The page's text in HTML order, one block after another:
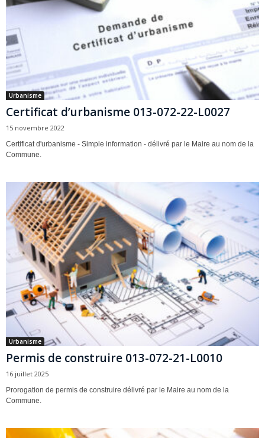
Urbanisme
Certificat d’urbanisme 013-072-22-L0027
15 novembre 2022
Certificat d'urbanisme - Simple information - délivré par le Maire au nom de la
Commune.
Urbanisme
Permis de construire 013-072-21-L0010
16 juillet 2025
Prorogation de permis de construire délivré par le Maire au nom de la
Commune.